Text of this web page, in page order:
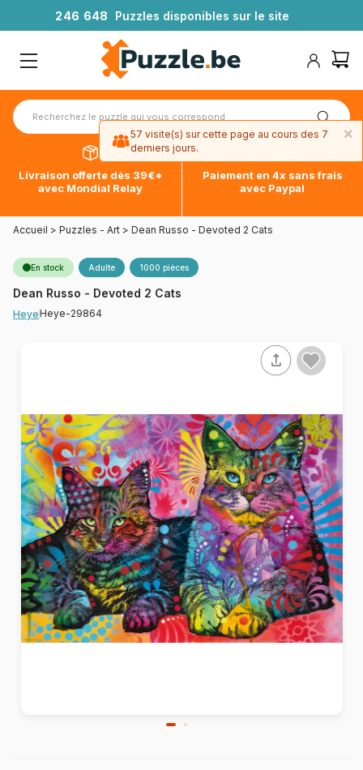
246 648 Puzzles disponibles sur le site
Livraison offerte dès 39€*
avec Mondial Relay
Paiement en 4x sans frais
avec Paypal
Accueil > Puzzles - Art > Dean Russo - Devoted 2 Cats
En stock Adulte 1000 pièces
Dean Russo - Devoted 2 Cats
HeyeHeye-29864
×
57 visite(s) sur cette page au cours des 7
derniers jours.